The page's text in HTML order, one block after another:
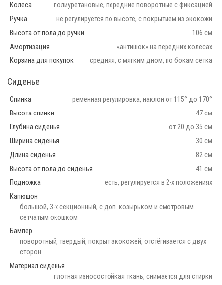
Колеса
полиуретановые, передние поворотные с фиксацией
Ручка
не регулируется по высоте, с покрытием из экокожи
Высота от пола до ручки
106 см
Амортизация
«антишок» на передних колёсах
Корзина для покупок
средняя, с мягким дном, по бокам сетка
Сиденье
Спинка
ременная регулировка, наклон от 115° до 170°
Высота спинки
47 см
Глубина сиденья
от 20 до 35 см
Ширина сиденья
30 см
Длина сиденья
82 см
Высота от пола до сиденья
41 см
Подножка
есть, регулируется в 2-х положениях
Капюшон
большой, 3-х секционный, с доп. козырьком и смотровым
сетчатым окошком
Бампер
поворотный, твердый, покрыт экокожей, отстёгивается с двух
сторон
Материал сиденья
плотная износостойкая ткань, снимается для стирки